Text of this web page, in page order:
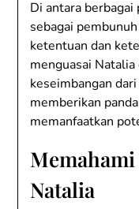
Di antara
sebagai
ketentuan dan
menguasai
keseimbangan
memberikan
memanfaatkan
Natalia